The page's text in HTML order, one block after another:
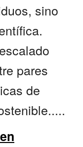
sino
pares
de